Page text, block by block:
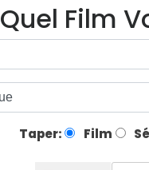
Quel Film
Taper: Film